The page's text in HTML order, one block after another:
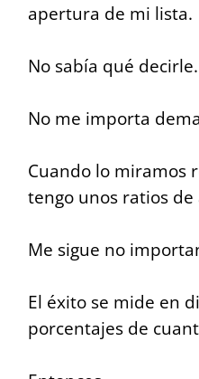
apertura de mi lista.
No sabía qué decirle.
No me importa
Cuando lo miramos
tengo unos ratios
Me sigue no
El éxito se mide en
porcentajes de